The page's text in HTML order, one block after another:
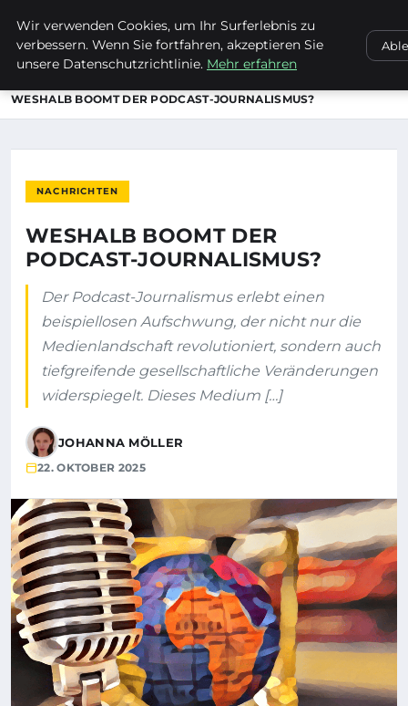
ENTDECKE PFORZHEIM
WESHALB BOOMT DER PODCAST-JOURNALISMUS?
NACHRICHTEN
WESHALB BOOMT DER
PODCAST-JOURNALISMUS?
Der Podcast-Journalismus erlebt einen
beispiellosen Aufschwung, der nicht nur die
Medienlandschaft revolutioniert, sondern auch
tiefgreifende gesellschaftliche Veränderungen
widerspiegelt. Dieses Medium […]
JOHANNA MÖLLER
22. OKTOBER 2025
Wir verwenden Cookies, um Ihr Surferlebnis zu
verbessern. Wenn Sie fortfahren, akzeptieren Sie
unsere Datenschutzrichtlinie. Mehr erfahren